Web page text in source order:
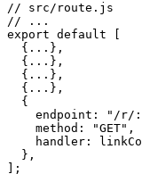
// src/route.js
// ...
export default [
  {...},
  {...},
  {...},
  {...},
  {
endpoint: "/r/
    method: "GET",
handler:
  },